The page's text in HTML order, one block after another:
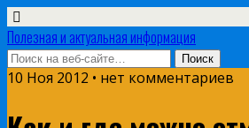
Полезная и актуальная информация
10 Ноя 2012 • нет комментариев